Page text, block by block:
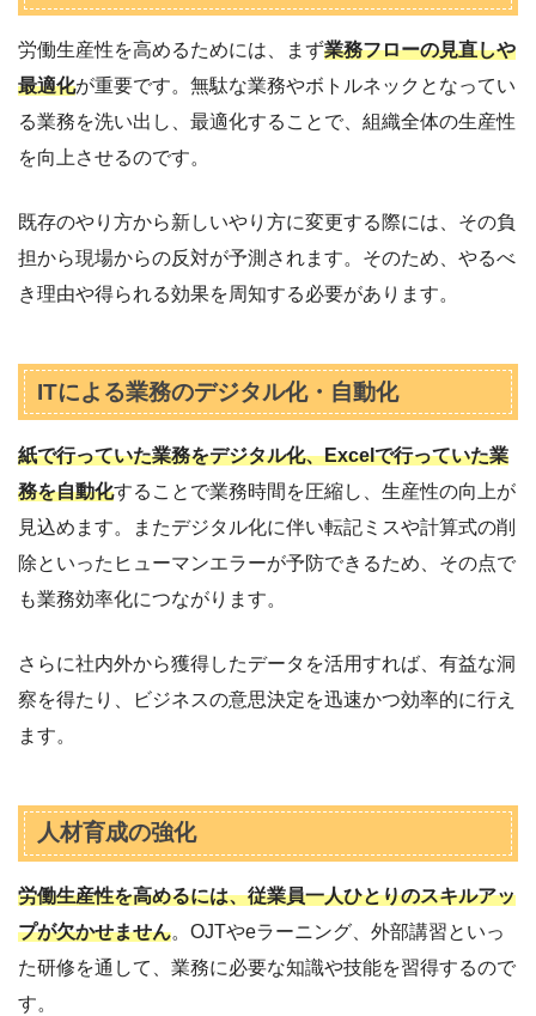
労働生産性を高めるためには、まず業務フローの見直しや
最適化が重要です。無駄な業務やボトルネックとなってい
る業務を洗い出し、最適化することで、組織全体の生産性
を向上させるのです。
既存のやり方から新しいやり方に変更する際には、その負
担から現場からの反対が予測されます。そのため、やるべ
き理由や得られる効果を周知する必要があります。
ITによる業務のデジタル化・自動化
紙で行っていた業務をデジタル化、Excelで行っていた業
務を自動化することで業務時間を圧縮し、生産性の向上が
見込めます。またデジタル化に伴い転記ミスや計算式の削
除といったヒューマンエラーが予防できるため、その点で
も業務効率化につながります。
さらに社内外から獲得したデータを活用すれば、有益な洞
察を得たり、ビジネスの意思決定を迅速かつ効率的に行え
ます。
人材育成の強化
労働生産性を高めるには、従業員一人ひとりのスキルアッ
プが欠かせません。OJTやeラーニング、外部講習といっ
た研修を通して、業務に必要な知識や技能を習得するので
す。